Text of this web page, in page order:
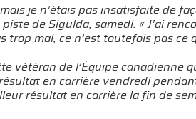
je n’étais pas insatisfaite de
de Sigulda, samedi. « J’ai
mal, ce n’est toutefois pas ce
vétéran de l’Équipe canadienne
en carrière vendredi
résultat en carrière la fin de